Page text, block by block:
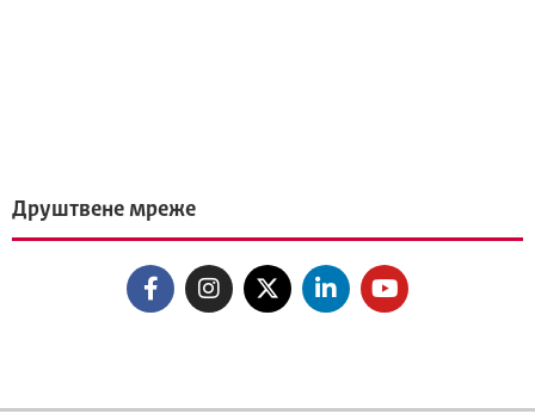
Друштвене мреже